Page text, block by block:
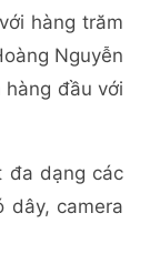
hàng trăm
Nguyễn
đầu với
đa dạng các
dây, camera